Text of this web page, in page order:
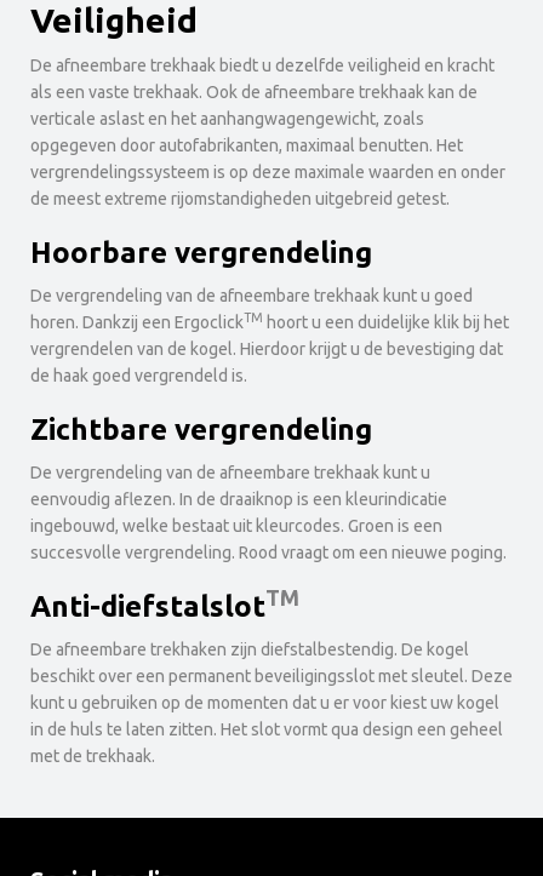
Veiligheid
De afneembare trekhaak biedt u dezelfde veiligheid en kracht
als een vaste trekhaak. Ook de afneembare trekhaak kan de
verticale aslast en het aanhangwagengewicht, zoals
opgegeven door autofabrikanten, maximaal benutten. Het
vergrendelingssysteem is op deze maximale waarden en onder
de meest extreme rijomstandigheden uitgebreid getest.
Hoorbare vergrendeling
De vergrendeling van de afneembare trekhaak kunt u goed
horen. Dankzij een ErgoclickTM hoort u een duidelijke klik bij het
vergrendelen van de kogel. Hierdoor krijgt u de bevestiging dat
de haak goed vergrendeld is.
Zichtbare vergrendeling
De vergrendeling van de afneembare trekhaak kunt u
eenvoudig aflezen. In de draaiknop is een kleurindicatie
ingebouwd, welke bestaat uit kleurcodes. Groen is een
succesvolle vergrendeling. Rood vraagt om een nieuwe poging.
Anti-diefstalslotTM
De afneembare trekhaken zijn diefstalbestendig. De kogel
beschikt over een permanent beveiligingsslot met sleutel. Deze
kunt u gebruiken op de momenten dat u er voor kiest uw kogel
in de huls te laten zitten. Het slot vormt qua design een geheel
met de trekhaak.